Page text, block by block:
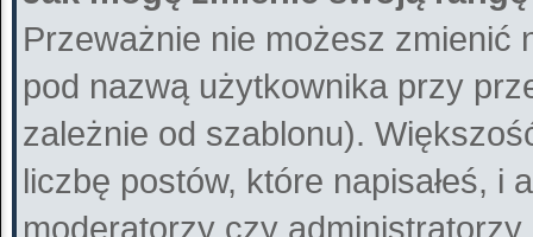
Przeważnie nie możesz zmienić
pod nazwą użytkownika przy
zależnie od szablonu).
liczbę postów, które napisałeś, i
moderatorzy czy